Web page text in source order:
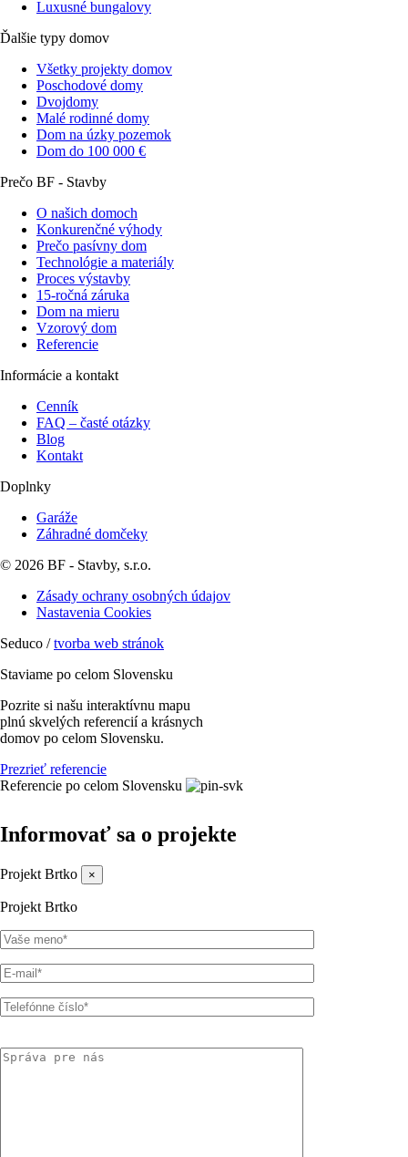
Luxusné bungalovy
Ďalšie typy domov
Všetky projekty domov
Poschodové domy
Dvojdomy
Malé rodinné domy
Dom na úzky pozemok
Dom do 100 000 €
Prečo BF - Stavby
O našich domoch
Konkurenčné výhody
Prečo pasívny dom
Technológie a materiály
Proces výstavby
15-ročná záruka
Dom na mieru
Vzorový dom
Referencie
Informácie a kontakt
Cenník
FAQ – časté otázky
Blog
Kontakt
Doplnky
Garáže
Záhradné domčeky
© 2026 BF - Stavby, s.r.o.
Zásady ochrany osobných údajov
Nastavenia Cookies
Seduco /tvorba web stránok
Staviame po celom Slovensku
Pozrite si našu interaktívnu mapu
plnú skvelých referencií a krásnych
domov po celom Slovensku.
Prezrieť referencie
Referencie po celom Slovensku
Informovať sa o projekte
Projekt Brtko ×
Projekt Brtko